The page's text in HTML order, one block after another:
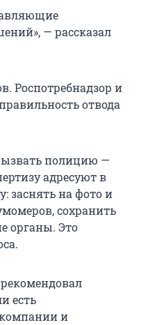
— рассказал
Роспотребнадзор и
отвода
полицию —
адресуют в
заснять на фото и
сохранить
органы. Это
есть
и